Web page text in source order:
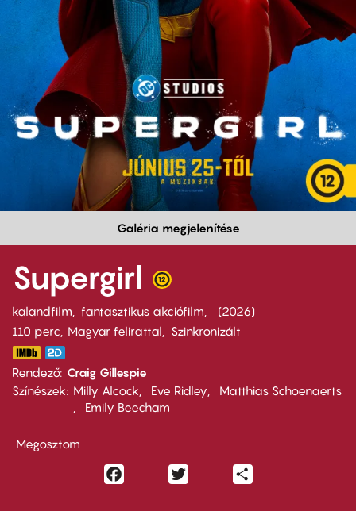
Galéria megjelenítése
Supergirl
kalandfilm fantasztikus akciófilm
2026
110 perc,
Magyar felirattal Szinkronizált
Rendező Craig Gillespie
Színészek
Milly Alcock Eve Ridley
Matthias Schoenaerts
Emily Beecham
Megosztom
Facebook